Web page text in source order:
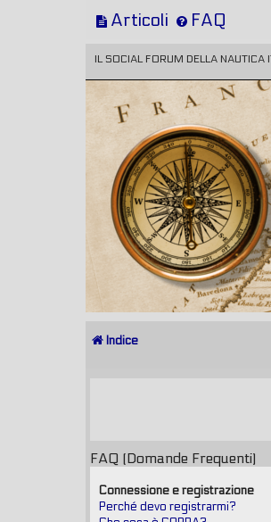
Articoli FAQ
IL SOCIAL FORUM DELLA
Indice
FAQ (Domande Frequenti)
Connessione e registrazione
Perché devo registrarmi?